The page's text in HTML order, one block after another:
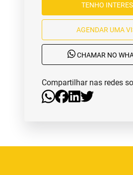
TENHO
AGENDAR
CHAMAR NO
Compartilhar nas redes